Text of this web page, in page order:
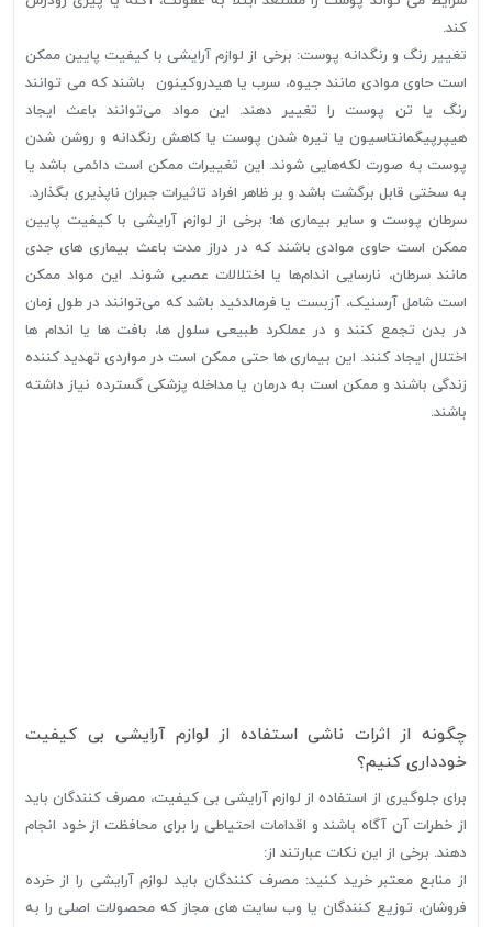
کند.
تغییر رنگ و رنگدانه پوست: برخی از لوازم آرایشی با کیفیت پایین ممکن
است حاوی موادی مانند جیوه، سرب یا هیدروکینون باشند که می توانند
رنگ یا تن پوست را تغییر دهند. این مواد می‌توانند باعث ایجاد
هیپرپیگمانتاسیون یا تیره شدن پوست یا کاهش رنگدانه و روشن شدن
پوست به صورت لکه‌هایی شوند. این تغییرات ممکن است دائمی باشد یا
به سختی قابل برگشت باشد و بر ظاهر افراد تاثیرات جبران ناپذیری بگذارد.
سرطان پوست و سایر بیماری ها: برخی از لوازم آرایشی با کیفیت پایین
ممکن است حاوی موادی باشند که در دراز مدت باعث بیماری های جدی
مانند سرطان، نارسایی اندام‌ها یا اختلالات عصبی شوند. این مواد ممکن
است شامل آرسنیک، آزبست یا فرمالدئید باشد که می‌توانند در طول زمان
در بدن تجمع کنند و در عملکرد طبیعی سلول ها، بافت ها یا اندام ها
اختلال ایجاد کنند. این بیماری ها حتی ممکن است در مواردی تهدید کننده
زندگی باشند و ممکن است به درمان یا مداخله پزشکی گسترده نیاز داشته
باشند.
چگونه از اثرات ناشی استفاده از لوازم آرایشی بی کیفیت
خودداری کنیم؟
برای جلوگیری از استفاده از لوازم آرایشی بی کیفیت، مصرف کنندگان باید
از خطرات آن آگاه باشند و اقدامات احتیاطی را برای محافظت از خود انجام
دهند. برخی از این نکات عبارتند از:
از منابع معتبر خرید کنید: مصرف کنندگان باید لوازم آرایشی را از خرده
فروشان، توزیع کنندگان یا وب سایت های مجاز که محصولات اصلی را به